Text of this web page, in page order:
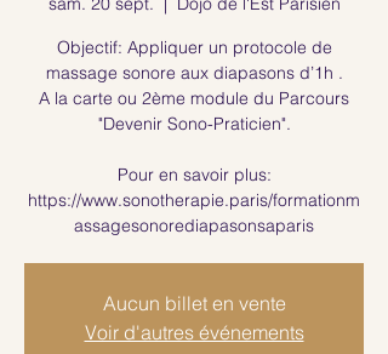
Objectif: Appliquer un protocole de
massage sonore aux diapasons d’1h .
A la carte ou 2ème module du Parcours
"Devenir Sono-Praticien".
Pour en savoir plus:
https://www.sonotherapie.paris/formationm
assagesonorediapasonsaparis
Aucun billet en vente
Voir d'autres événements